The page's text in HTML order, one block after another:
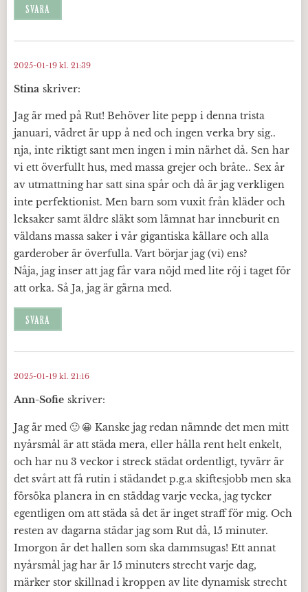
SVARA
Stina skriver:
2025-01-19 kl. 21:39
Jag är med på Rut! Behöver lite pepp i denna trista
januari, vädret är upp å ned och ingen verka bry sig..
nja, inte riktigt sant men ingen i min närhet då. Sen har
vi ett överfullt hus, med massa grejer och bråte.. Sex år
av utmattning har satt sina spår och då är jag verkligen
inte perfektionist. Men barn som vuxit från kläder och
leksaker samt äldre släkt som lämnat har inneburit en
väldans massa saker i vår gigantiska källare och alla
garderober är överfulla. Vart börjar jag (vi) ens?
Nåja, jag inser att jag får vara nöjd med lite röj i taget för
att orka. Så Ja, jag är gärna med.
SVARA
Ann-Sofie skriver:
2025-01-19 kl. 21:16
Jag är med 🙂 😀 Kanske jag redan nämnde det men mitt
nyårsmål är att städa mera, eller hålla rent helt enkelt,
och har nu 3 veckor i streck städat ordentligt, tyvärr är
det svårt att få rutin i städandet p.g.a skiftesjobb men ska
försöka planera in en städdag varje vecka, jag tycker
egentligen om att städa så det är inget straff för mig. Och
resten av dagarna städar jag som Rut då, 15 minuter.
Imorgon är det hallen som ska dammsugas! Ett annat
nyårsmål jag har är 15 minuters strecht varje dag,
märker stor skillnad i kroppen av lite dynamisk strecht